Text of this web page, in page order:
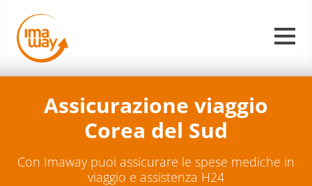
Assicurazione viaggio
Corea del Sud
Con Imaway puoi assicurare le spese mediche in
viaggio e assistenza H24